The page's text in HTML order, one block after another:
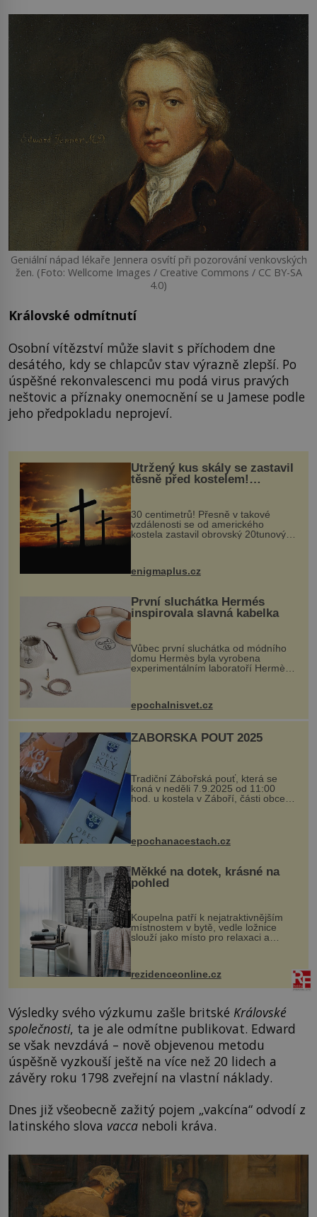
Geniální nápad lékaře Jennera osvítí při pozorování venkovských
žen. (Foto: Wellcome Images / Creative Commons / CC BY-SA
4.0)
Královské odmítnutí
Osobní vítězství může slavit s příchodem dne
desátého, kdy se chlapcův stav výrazně zlepší. Po
úspěšné rekonvalescenci mu podá virus pravých
neštovic a příznaky onemocnění se u Jamese podle
jeho předpokladu neprojeví.
Utržený kus skály se zastavil
těsně před kostelem!
Ochránila ho boží síla?
30 centimetrů! Přesně v takové
vzdálenosti se od amerického
kostela zastavil obrovský 20tunový
...
enigmaplus.cz
První sluchátka Hermés
inspirovala slavná kabelka
Vůbec první sluchátka od módního
domu Hermès byla vyrobena
experimentálním laboratoří Hermès
kovový...
epochalnisvet.cz
ZÁBOŘSKÁ POUŤ 2025
Tradiční Zábořská pouť, která se
koná v neděli 7.9.2025 od 11:00
hod. u kostela v Záboří, části obce
Kly u Mělníka. V programu naleznete
komentovanou prohlídku kostela,
epochanacestach.cz
Měkké na dotek, krásné na
pohled
Koupelna patří k nejatraktivnějším
místnostem v bytě, vedle ložnice
slouží jako místo pro relaxaci a
odpočinek. Koupelnový textil –
ručníky, osušky a koberečky –
proutku...
rezidenceonline.cz
Výsledky svého výzkumu zašle britské Královské
společnosti, ta je ale odmítne publikovat. Edward
se však nevzdává – nově objevenou metodu
úspěšně vyzkouší ještě na více než 20 lidech a
závěry roku 1798 zveřejní na vlastní náklady.
Dnes již všeobecně zažitý pojem „vakcína“ odvodí z
latinského slova vacca neboli kráva.